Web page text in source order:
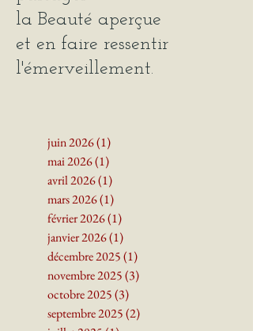
J'écris ce blogue pour
partager
la Beauté aperçue
juin 2026 (1)1 post
mai 2026(1)1 post
avril 2026(1)1 post
mars 2026(1)1 post
février 2026(1)1 post
janvier 2026(1)1 post
décembre 2025(1)
novembre 2025(3)3 posts